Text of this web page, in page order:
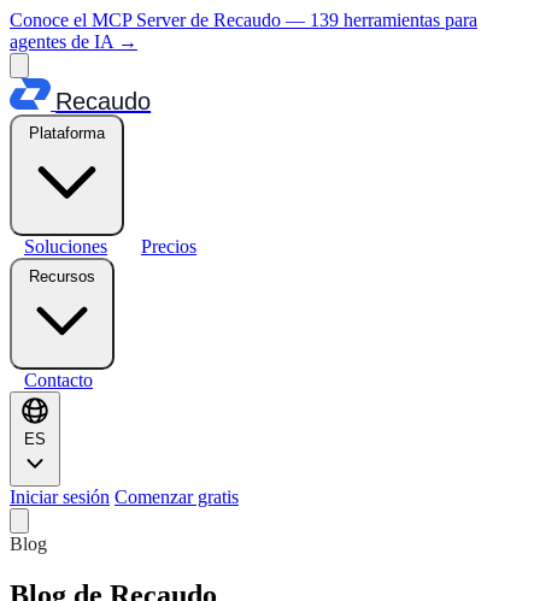
Conoce el MCP Server de Recaudo — 139 herramientas para
agentes de IA →
Recaudo
Plataforma
Soluciones Precios
Recursos
Contacto
ES
Iniciar sesión Comenzar gratis
Blog